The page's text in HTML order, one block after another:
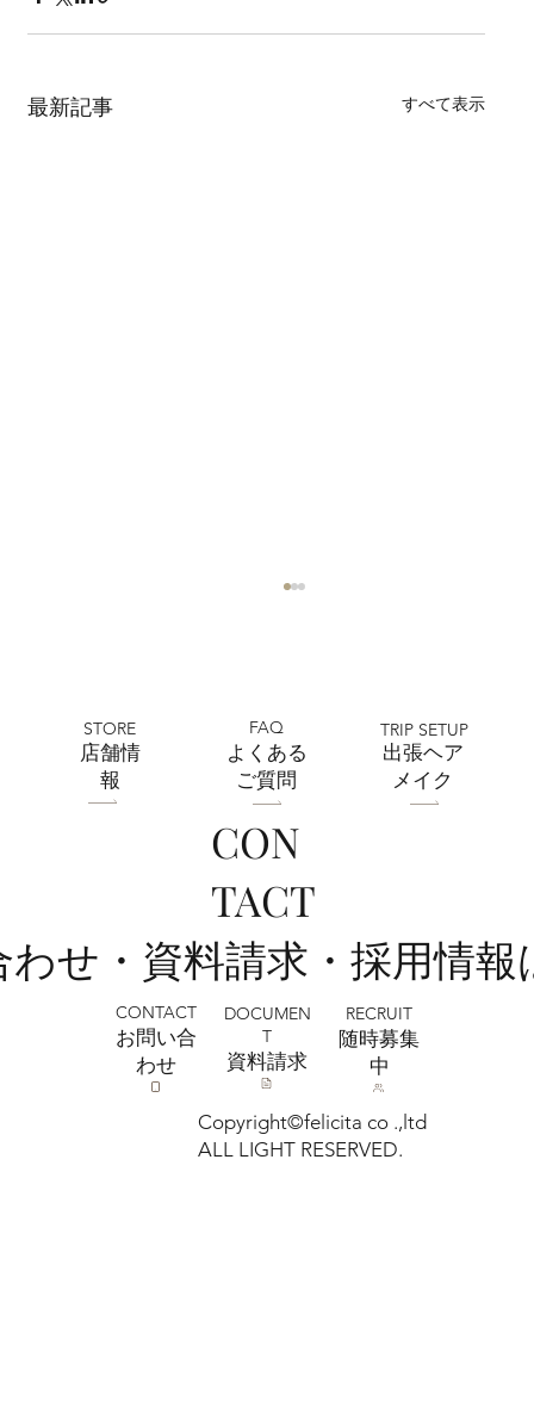
最新記事 すべて表示
フォトウェディング前に準備するポイン
ト5選 撮影前にやっておきたいこと｜フ
ォトスタジオミルフィーユ浦和店
Copyright©felicita co .,ltd
ALL LIGHT RESERVED.
CON
TACT
せ・資料請求・採用情
CONTACT
お問い合
わせ
DOCUMEN
T
​資料請求
RECRUIT
​随時募集
中
STORE
​店舗情
報
FAQ
よくある
ご質問
TRIP SETUP
出張ヘア
メイク